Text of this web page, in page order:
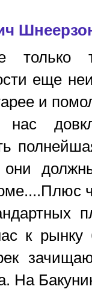
еще
и
нас
они
к
На